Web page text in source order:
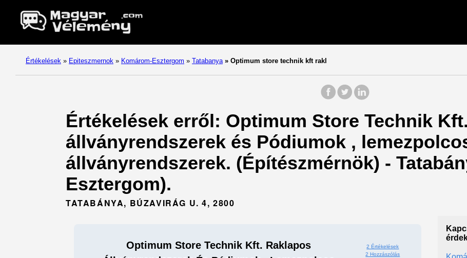
Értékelések » Epiteszmernok » Komárom-Esztergom » Tatabanya » Optimum store technik kft rakl
Értékelések erről: Optimum Store Technik
állványrendszerek és Pódiumok ,
állványrendszerek. (Építészmérnök) -
Esztergom).
TATABÁNYA, BÚZAVIRÁG U. 4, 2800
Optimum Store Technik Kft. Raklapos
2 Értékelések
2 Hozzászólás